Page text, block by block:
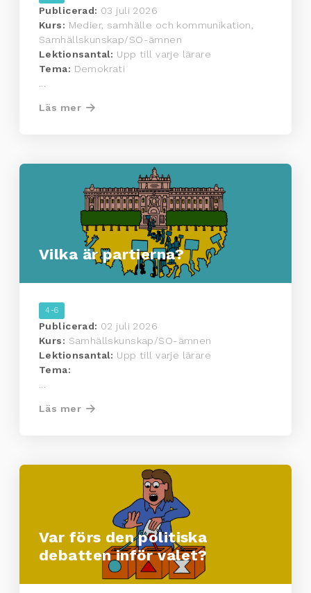
Publicerad: 03 juli 2026
Kurs: Medier, samhälle och kommunikation,
Samhällskunskap/SO-ämnen
Lektionsantal: Upp till varje lärare
Tema: Demokrati
Läs mer
Vilka är partierna?
4-6
Publicerad: 02 juli 2026
Kurs: Samhällskunskap/SO-ämnen
Lektionsantal: Upp till varje lärare
Tema:
...
Läs mer
Var förs den politiska
debatten inför valet?